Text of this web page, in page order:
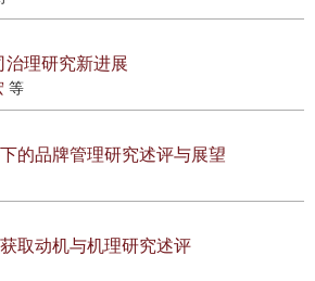
治理研究新进展
等
的品牌管理研究述评与展望
取动机与机理研究述评